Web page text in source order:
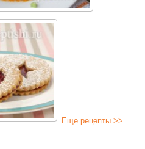
Еще рецепты >>